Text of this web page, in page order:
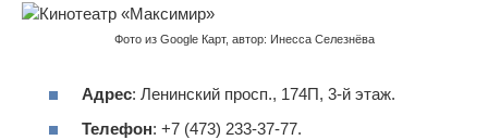
Фото из Google Карт, автор: Инесса Селезнёва
Адрес: Ленинский просп., 174П, 3-й этаж.
Телефон: +7 (473) 233-37-77.